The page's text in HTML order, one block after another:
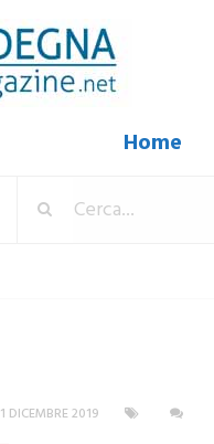
Home
1 DICEMBRE 2019